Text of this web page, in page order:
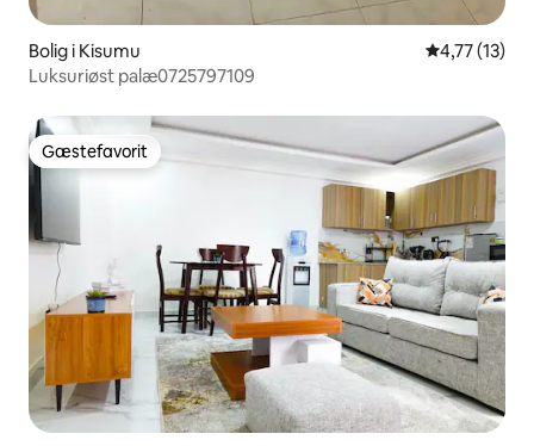
Bolig i Kisumu 4,77 ud af 5
4,77 (13)
Luksuriøst palæ0725797109
Gæstefavorit
Gæstefavorit